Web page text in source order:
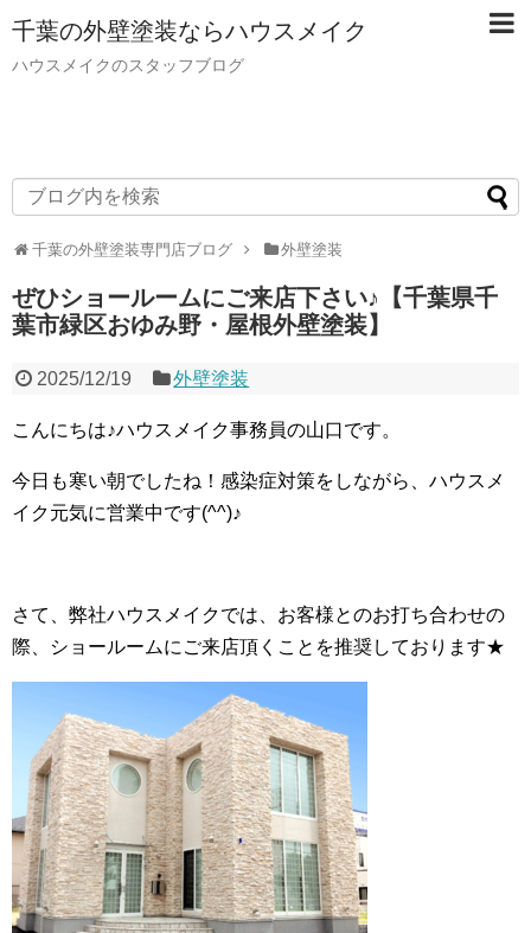
千葉の外壁塗装ならハウスメイク
ハウスメイクのスタッフブログ
千葉の外壁塗装専門店ブログ 外壁塗装
ぜひショールームにご来店下さい♪【千葉県千
葉市緑区おゆみ野・屋根外壁塗装】
2025/12/19 外壁塗装
こんにちは♪ハウスメイク事務員の山口です。
今日も寒い朝でしたね！感染症対策をしながら、ハウスメ
イク元気に営業中です(^^)♪
さて、弊社ハウスメイクでは、お客様とのお打ち合わせの
際、ショールームにご来店頂くことを推奨しております★